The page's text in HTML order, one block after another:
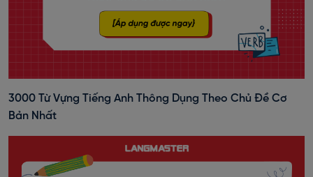
3000 Từ Vựng Tiếng Anh Thông Dụng Theo Chủ Đề Cơ
Bản Nhất